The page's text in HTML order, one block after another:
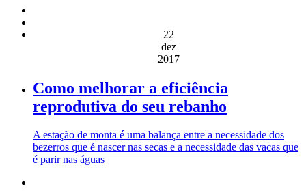
22
dez
2017
Como melhorar a eficiência
reprodutiva do seu rebanho
A estação de monta é uma balança entre a necessidade dos
bezerros que é nascer nas secas e a necessidade das vacas que
é parir nas águas